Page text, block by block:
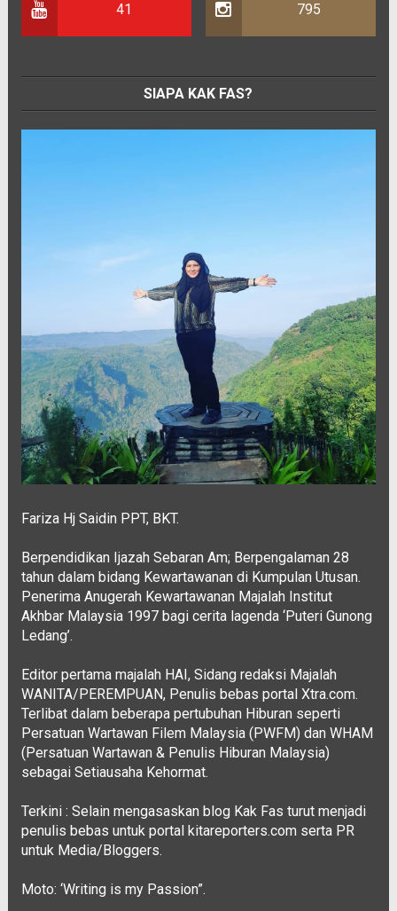
41 795
SIAPA KAK FAS?
Fariza Hj Saidin PPT, BKT.
Berpendidikan Ijazah Sebaran Am; Berpengalaman 28
tahun dalam bidang Kewartawanan di Kumpulan Utusan.
Penerima Anugerah Kewartawanan Majalah Institut
Akhbar Malaysia 1997 bagi cerita lagenda ‘Puteri Gunong
Ledang’.
Editor pertama majalah HAI, Sidang redaksi Majalah
WANITA/PEREMPUAN, Penulis bebas portal Xtra.com.
Terlibat dalam beberapa pertubuhan Hiburan seperti
Persatuan Wartawan Filem Malaysia (PWFM) dan WHAM
(Persatuan Wartawan & Penulis Hiburan Malaysia)
sebagai Setiausaha Kehormat.
Terkini : Selain mengasaskan blog Kak Fas turut menjadi
penulis bebas untuk portal kitareporters.com serta PR
untuk Media/Bloggers.
Moto: ‘Writing is my Passion”.